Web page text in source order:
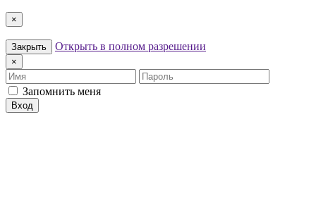
×
Закрыть Открыть в полном разрешении
×
Имя
Пароль
Запомнить меня
Вход